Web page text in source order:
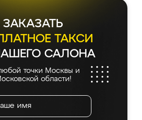
ЗАКАЗАТЬ
ТАКСИ
САЛОНА
точки Москвы и
области!